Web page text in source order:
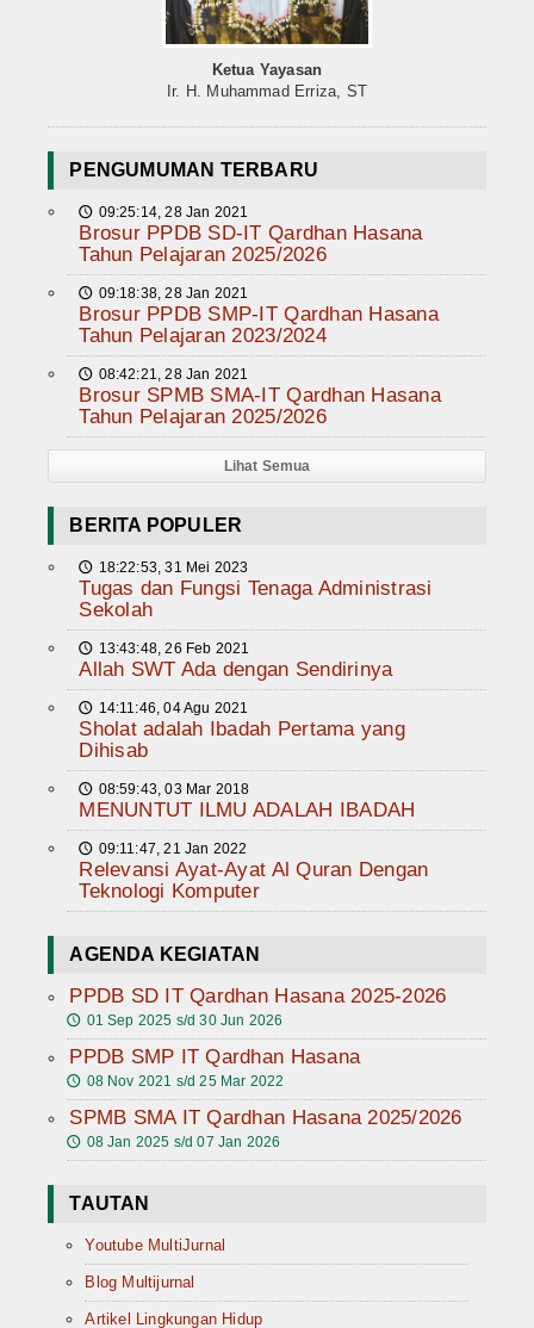
Ketua Yayasan
Ir. H. Muhammad Erriza, ST
PENGUMUMAN TERBARU
🕔 09:25:14, 28 Jan 2021
Brosur PPDB SD-IT Qardhan Hasana
Tahun Pelajaran 2025/2026
🕔 09:18:38, 28 Jan 2021
Brosur PPDB SMP-IT Qardhan Hasana
Tahun Pelajaran 2023/2024
🕔 08:42:21, 28 Jan 2021
Brosur SPMB SMA-IT Qardhan Hasana
Tahun Pelajaran 2025/2026
Lihat Semua
BERITA POPULER
🕔 18:22:53, 31 Mei 2023
Tugas dan Fungsi Tenaga Administrasi
Sekolah
🕔 13:43:48, 26 Feb 2021
Allah SWT Ada dengan Sendirinya
🕔 14:11:46, 04 Agu 2021
Sholat adalah Ibadah Pertama yang
Dihisab
🕔 08:59:43, 03 Mar 2018
MENUNTUT ILMU ADALAH IBADAH
🕔 09:11:47, 21 Jan 2022
Relevansi Ayat-Ayat Al Quran Dengan
Teknologi Komputer
AGENDA KEGIATAN
PPDB SD IT Qardhan Hasana 2025-2026
🕔 01 Sep 2025 s/d 30 Jun 2026
PPDB SMP IT Qardhan Hasana
🕔 08 Nov 2021 s/d 25 Mar 2022
SPMB SMA IT Qardhan Hasana 2025/2026
🕔 08 Jan 2025 s/d 07 Jan 2026
TAUTAN
Youtube MultiJurnal
Blog Multijurnal
Artikel Lingkungan Hidup